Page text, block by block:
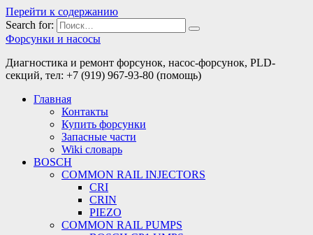
Перейти к содержанию
Search for:
Форсунки и насосы
Диагностика и ремонт форсунок, насос-форсунок, PLD-
секций, тел: +7 (919) 967-93-80 (помощь)
Главная
Контакты
Купить форсунки
Запасные части
Wiki словарь
BOSCH
COMMON RAIL INJECTORS
CRI
CRIN
PIEZO
COMMON RAIL PUMPS